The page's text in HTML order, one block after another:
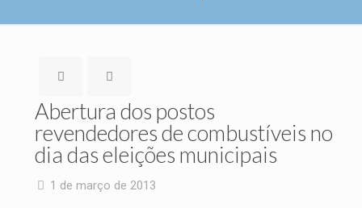
Abertura dos postos
revendedores de combustíveis no
dia das eleições municipais
1 de março de 2013